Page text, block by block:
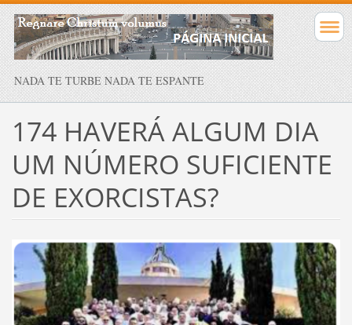
NADA TE TURBE NADA TE ESPANTE
174 HAVERÁ ALGUM DIA
UM NÚMERO SUFICIENTE
DE EXORCISTAS?